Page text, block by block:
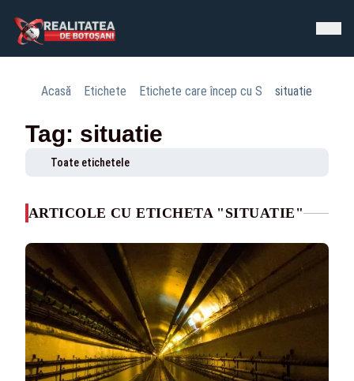
Acasă Etichete Etichete care încep cu S situatie
Tag: situatie
Toate etichetele
ARTICOLE CU ETICHETA "SITUATIE"